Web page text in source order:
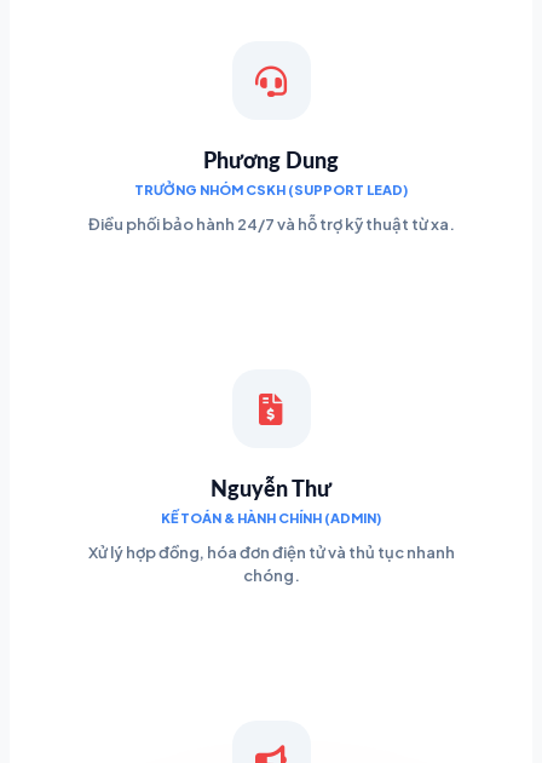
Phương Dung
TRƯỞNG NHÓM CSKH (SUPPORT LEAD)
Điều phối bảo hành 24/7 và hỗ trợ kỹ thuật từ xa.
Nguyễn Thư
KẾ TOÁN & HÀNH CHÍNH (ADMIN)
Xử lý hợp đồng, hóa đơn điện tử và thủ tục nhanh
chóng.